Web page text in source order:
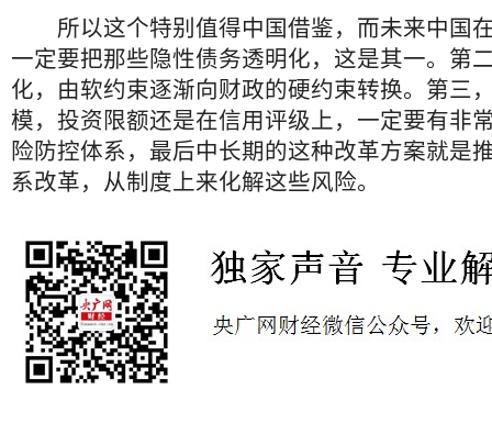
所以这个特别值得中国借鉴，而未来中国
一定要把那些隐性债务透明化，这是其一。第
化，由软约束逐渐向财政的硬约束转换。第三
模，投资限额还是在信用评级上，一定要有非
险防控体系，最后中长期的这种改革方案就是
系改革，从制度上来化解这些风险。